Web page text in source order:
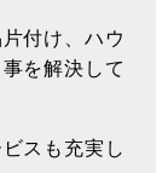
付け、ハウ
を解決して
スも充実し